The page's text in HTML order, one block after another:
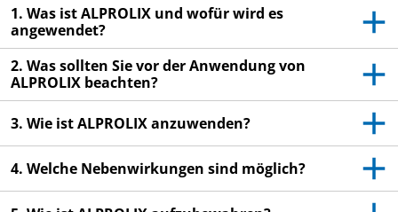
durch, bevor Sie mit der Anwendung dieses
Arzneimittels beginnen, denn sie enthält wichtige
Informationen.
Heben Sie die Packungsbeilage auf. Vielleicht
möchten Sie diese später nochmals lesen.
Wenn Sie weitere Fragen haben, wenden Sie sich
an Ihren Arzt, Apotheker oder das medizinische
Fachpersonal.
1. Was ist ALPROLIX und wofür wird es
angewendet?
2. Was sollten Sie vor der Anwendung von
ALPROLIX beachten?
3. Wie ist ALPROLIX anzuwenden?
4. Welche Nebenwirkungen sind möglich?